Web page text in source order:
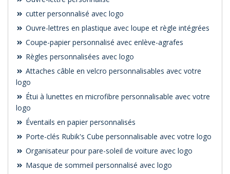
cutter personnalisé avec logo
Ouvre-lettres en plastique avec loupe et règle intégrées
Coupe-papier personnalisé avec enlève-agrafes
Règles personnalisées avec logo
Attaches câble en velcro personnalisables avec votre
logo
Étui à lunettes en microfibre personnalisable avec votre
logo
Éventails en papier personnalisés
Porte-clés Rubik's Cube personnalisable avec votre logo
Organisateur pour pare-soleil de voiture avec logo
Masque de sommeil personnalisé avec logo